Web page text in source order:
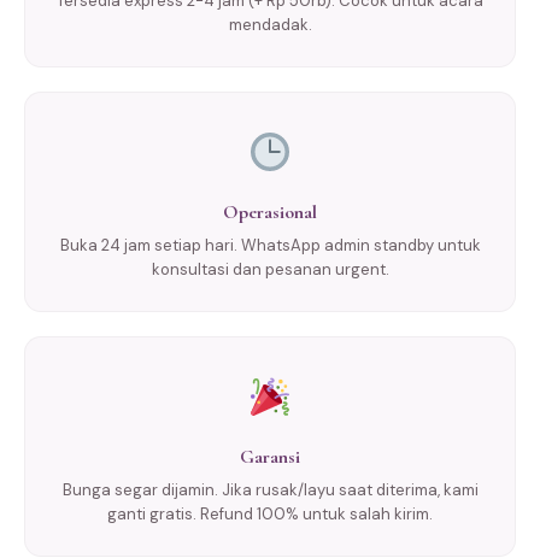
mendadak.
Operasional
Buka 24 jam setiap hari. WhatsApp admin standby untuk
konsultasi dan pesanan urgent.
Garansi
Bunga segar dijamin. Jika rusak/layu saat diterima, kami
ganti gratis. Refund 100% untuk salah kirim.